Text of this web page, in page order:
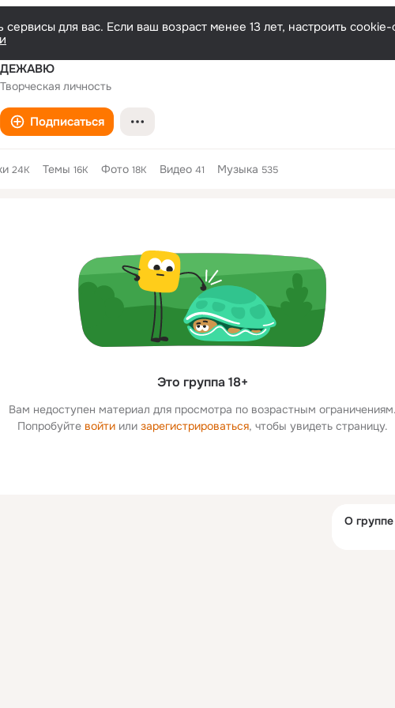
для вас. Если ваш возраст менее 13 лет, настроить
ДЕЖАВЮ
Творческая личность
Подписаться
24K Темы 16K Фото 18K Видео 41 Музыка 535
Это группа 18+
Вам недоступен материал для просмотра по возрастным ограничениям.
Попробуйте войти или зарегистрироваться, чтобы увидеть страницу.
колонка
О группе